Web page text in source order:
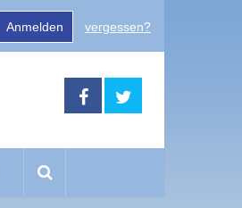
Anmelden vergessen?